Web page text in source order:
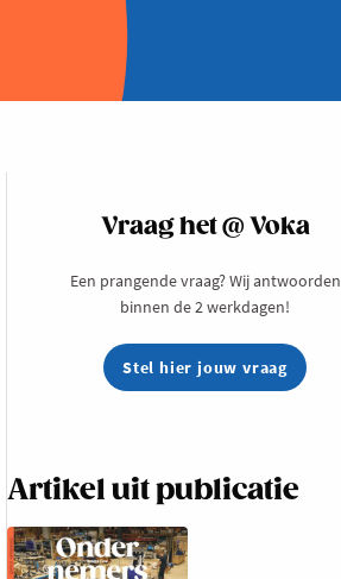
Vraag het @ Voka
Een prangende vraag? Wij antwoorden
binnen de 2 werkdagen!
Stel hier jouw vraag
Artikel uit publicatie